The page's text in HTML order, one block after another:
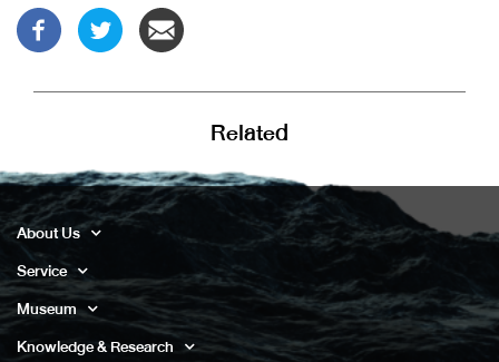
Related
About Us
Service
Museum
Knowledge & Research